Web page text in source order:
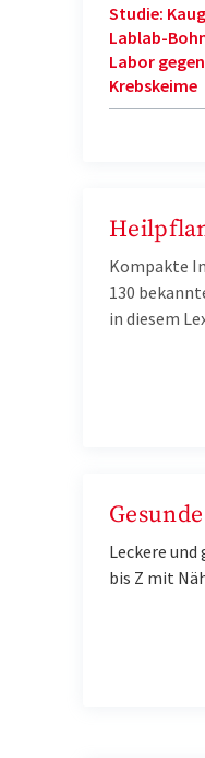
Studie:
Lablab-
Labor
Krebskeime
Kompakte
130
in diesem
Leckere und
bis Z mit